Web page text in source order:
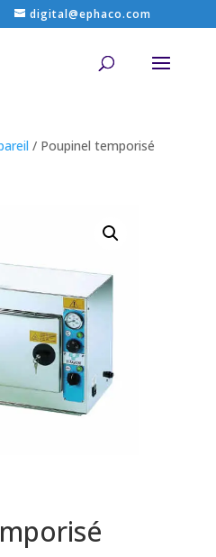
digital@ephaco.com
/ Poupinel temporisé